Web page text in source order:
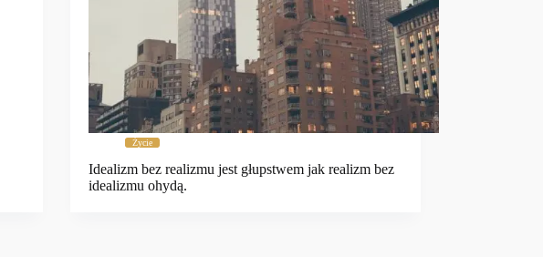
Życie
Idealizm bez realizmu jest głupstwem jak realizm bez
idealizmu ohydą.